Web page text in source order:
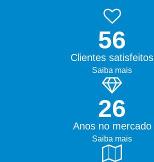
99.9%
Clientes satisfeitos
Saiba mais
45+
Anos no mercado
Saiba mais